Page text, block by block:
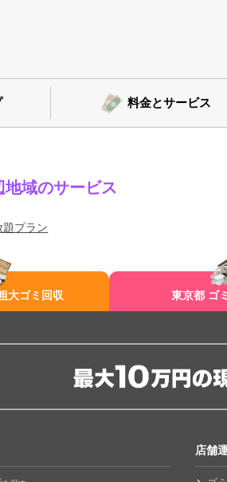
料金とサービス
地域のサービス
プラン
大ゴミ回収 東京都 ゴ
店舗